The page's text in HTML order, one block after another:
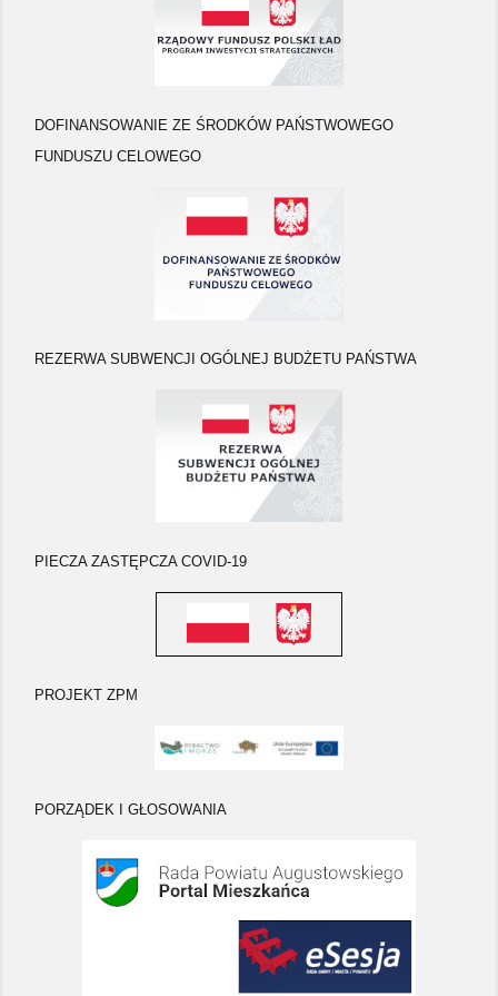
DOFINANSOWANIE ZE ŚRODKÓW PAŃSTWOWEGO
FUNDUSZU CELOWEGO
REZERWA SUBWENCJI OGÓLNEJ BUDŻETU PAŃSTWA
PIECZA ZASTĘPCZA COVID-19
PROJEKT ZPM
PORZĄDEK I GŁOSOWANIA